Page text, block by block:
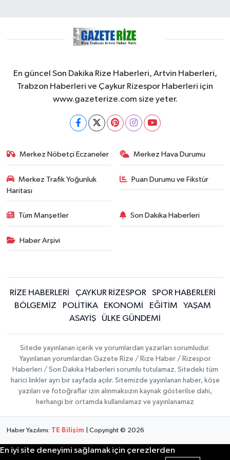
En güncel Son Dakika Rize Haberleri, Artvin Haberleri,
Trabzon Haberleri ve Çaykur Rizespor Haberleri için
www.gazeterize.com size yeter.
Merkez Nöbetçi Eczaneler Merkez Hava Durumu
Merkez Trafik Yoğunluk
Haritası
Puan Durumu ve Fikstür
Tüm Manşetler Son Dakika Haberleri
Haber Arşivi
RİZE HABERLERİ ÇAYKUR RİZESPOR
SPOR HABERLERİ
BÖLGEMİZ
POLİTİKA EKONOMİ EĞİTİM
YAŞAM
ASAYİŞ
ÜLKE GÜNDEMİ
Sitede yayınlanan içerik ve yorumlardan yazarları sorumludur.
Yayınlanan yorumlardan Gazete Rize / Rize Haber / Rizespor
Haberleri / Son Dakika Haberleri sorumlu tutulamaz. Sitedeki tüm
harici linkler ayrı bir sayfada açılır. Sitemizde yayınlanan haber, köşe
yazıları ve fotoğraflar izin alınmaksızın kaynak gösterilse dahi,
herhangi bir ortamda kullanılamaz ve yayınlanamaz
Haber Yazılımı: TE Bilişim | Copyright © 2026
En iyi site deneyimi sağlamak için çerezlerden